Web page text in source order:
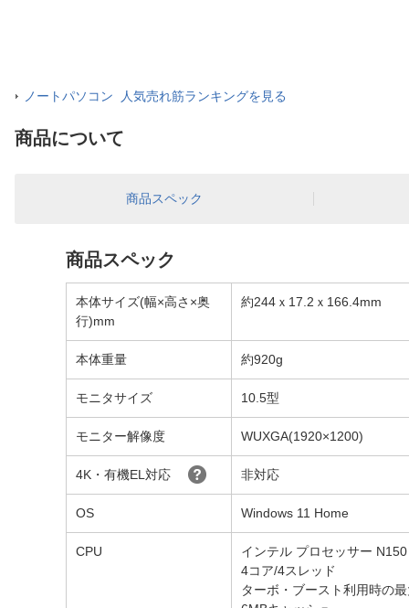
ノートパソコン 人気売れ筋ランキングを見る
商品について
商品スペック
商品スペック
本体サイズ(幅×高さ×奥
行)mm
約244ｘ17.2ｘ166.4mm
本体重量 約920g
モニタサイズ 10.5型
モニター解像度 WUXGA(1920×1200)
4K・有機EL対応 非対応
OS Windows 11 Home
CPU
インテル プロセッサー N150
4コア/4スレッド
ターボ・ブースト利用時の